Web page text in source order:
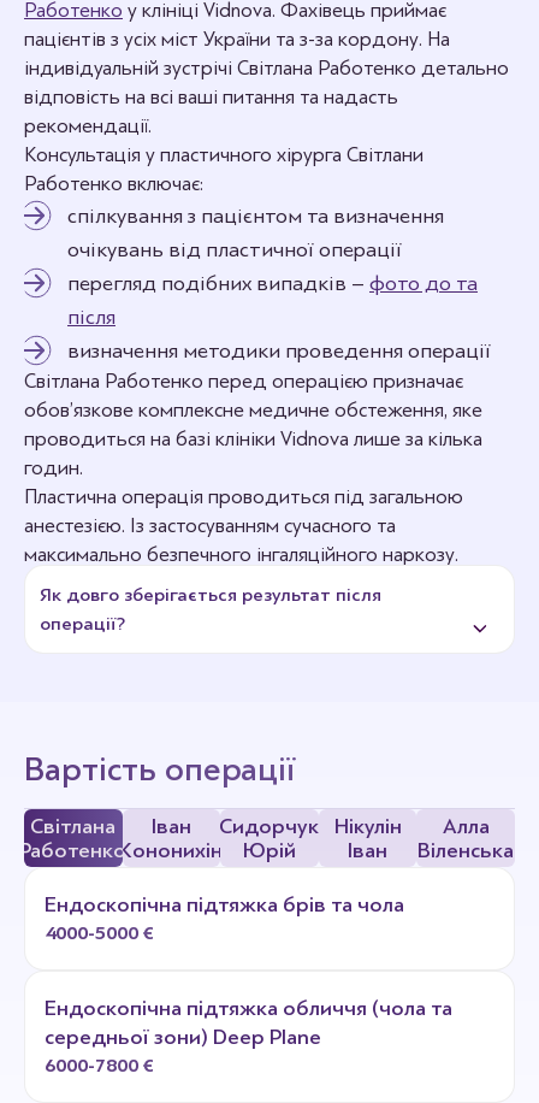
Работенко у клініці Vidnova. Фахівець приймає
пацієнтів з усіх міст України та з-за кордону. На
індивідуальній зустрічі Світлана Работенко детально
відповість на всі ваші питання та надасть
рекомендації.
Консультація у пластичного хірурга Світлани
Работенко включає:
спілкування з пацієнтом та визначення
очікувань від пластичної операції
перегляд подібних випадків – фото до та
після
визначення методики проведення операції
Світлана Работенко перед операцією призначає
обов’язкове комплексне медичне обстеження, яке
проводиться на базі клініки Vidnova лише за кілька
годин.
Пластична операція проводиться під загальною
анестезією. Із застосуванням сучасного та
максимально безпечного інгаляційного наркозу.
Тривалість операції – до 3 годин.
Як довго зберігається результат після
операції?
вік пацієнта
доопераційний стан шкіри
наявність шкідливих звичок
дотримання лікарських рекомендацій.
через 15-20 років.
Вартість операції
Світлана
Работенко
Іван
Кононихін
Сидорчук
Юрій
Нікулін
Іван
Алла
Віленська
Ендоскопічна підтяжка брів та чола
4000-5000 €
Ендоскопічна підтяжка обличчя (чола та
середньої зони) Deep Plane
6000-7800 €